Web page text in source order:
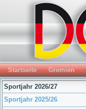
Startseite Gremien
Sportjahr 2026/27
Sportjahr 2025/26